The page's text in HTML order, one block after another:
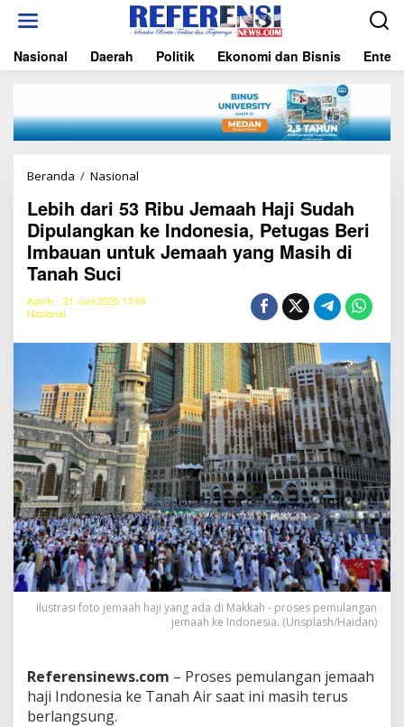
t
Nasional Daerah Politik Ekonomi dan Bisnis
Beranda / Nasional
i
h
d
i
R
i
b
u
J
e
m
a
a
h
H
a
j
i
S
d
i
p
Lebih dari 53 Ribu Jemaah Haji Sudah
Dipulangkan ke Indonesia, Petugas Beri
Imbauan untuk Jemaah yang Masih di
Tanah Suci
Admin
21 Juni 2025 13:04
Nasional
Ilustrasi foto jemaah haji yang ada di Makkah - proses pemulangan
jemaah ke Indonesia. (Unsplash/Haidan)
Referensinews.com – Proses pemulangan jemaah
haji Indonesia ke Tanah Air saat ini masih terus
berlangsung.